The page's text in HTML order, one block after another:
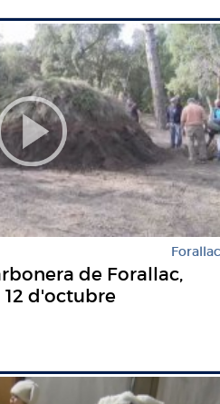
Forallac
de Forallac,
d'octubre